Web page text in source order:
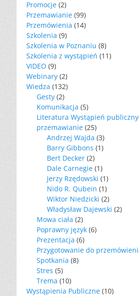
Promocje (2)
Przemawianie (99)
Przemówienia (14)
Szkolenia (9)
Szkolenia w Poznaniu (8)
Szkolenia z wystąpień (11)
VIDEO (9)
Webinary (2)
Wiedza (132)
Gesty (2)
Komunikacja (5)
Literatura Wystąpień
przemawianie (25)
Andrzej Wajda (3)
Barry Gibbons (1)
Bert Decker (2)
Dale Carnegie (1)
Jerzy Rzędowski (1)
Nido R. Qubein (1)
Wiktor Niedzicki (2)
Władysław Dajewski (2)
Mowa ciała (2)
Poprawny język (6)
Prezentacja (6)
Przygotowanie do
Spotkania (8)
Stres (5)
Trema (10)
Wystąpienia Publiczne (10)